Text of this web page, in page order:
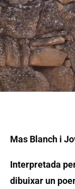
Mas Blanch i
Interpretada
dibuixar un